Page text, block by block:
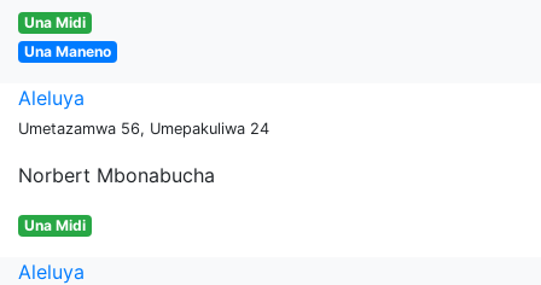
Una Midi
Una Maneno
Aleluya
Umetazamwa 56, Umepakuliwa 24
Norbert Mbonabucha
Una Midi
Aleluya